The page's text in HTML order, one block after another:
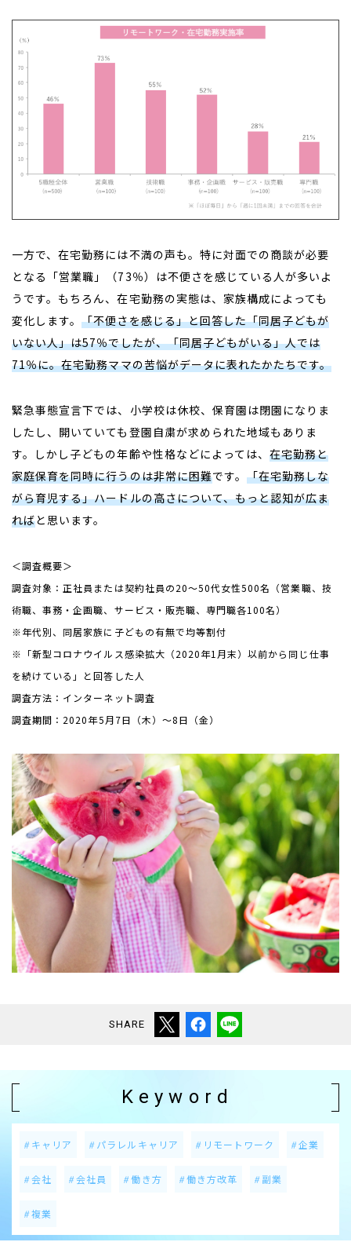
一方で、在宅勤務には不満の声も。特に対面での商談が必要
となる「営業職」（73％）は不便さを感じている人が多いよ
うです。もちろん、在宅勤務の実態は、家族構成によっても
変化します。「不便さを感じる」と回答した「同居子どもが
いない人」は57％でしたが、「同居子どもがいる」人では
71％に。在宅勤務ママの苦悩がデータに表れたかたちです。
緊急事態宣言下では、小学校は休校、保育園は閉園になりま
したし、開いていても登園自粛が求められた地域もありま
す。しかし子どもの年齢や性格などによっては、在宅勤務と
家庭保育を同時に行うのは非常に困難です。「在宅勤務しな
がら育児する」ハードルの高さについて、もっと認知が広ま
ればと思います。
＜調査概要＞
調査対象：正社員または契約社員の20～50代女性500名（営業職、技
術職、事務・企画職、サービス・販売職、専門職各100名）
※年代別、同居家族に子どもの有無で均等割付
※「新型コロナウイルス感染拡大（2020年1月末）以前から同じ仕事
を続けている」と回答した人
調査方法：インターネット調査
調査期間：2020年5月7日（木）～8日（金）
SHARE
Keyword
キャリア パラレルキャリア リモートワーク 企業
会社 会社員 働き方 働き方改革 副業
複業